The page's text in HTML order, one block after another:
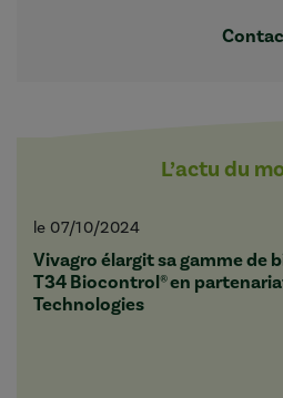
L’actu du
le 07/10/2024
Vivagro élargit sa gamme de
T34 Biocontrol® en
Technologies